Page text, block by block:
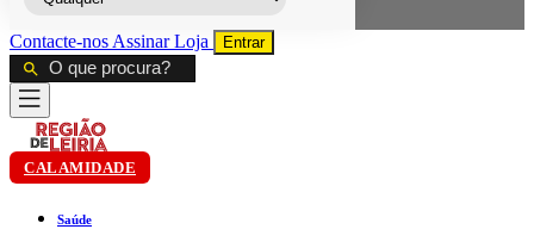
Contacte-nos AssinarLoja Entrar
CALAMIDADE
Saúde